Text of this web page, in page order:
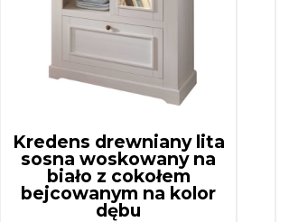
Kredens drewniany lita
sosna woskowany na
biało z cokołem
bejcowanym na kolor
dębu